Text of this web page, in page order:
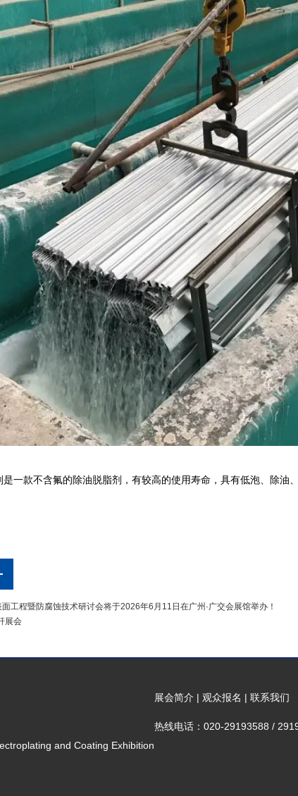
是一款不含氟的除油脱脂剂，有较高的使用寿命，具有低泡、除油
工程暨防腐蚀技术研讨会将于2026年6月11日在广州·广交会展馆举办！
展会
and Coating Exhibition
展会简介 | 观众报名 | 联系我们
热线电话：020-29193588 /